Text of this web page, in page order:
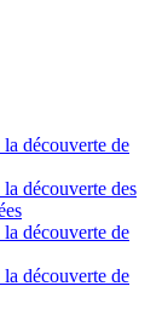
découverte de
découverte des
découverte de
découverte de